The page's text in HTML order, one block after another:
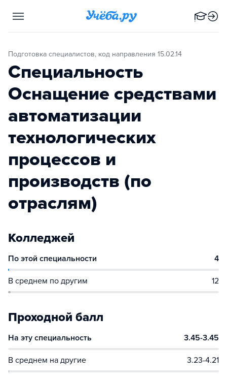
Подготовка специалистов, код направления 15.02.14
Специальность
Оснащение средствами
автоматизации
технологических
процессов и
производств (по
отраслям)
Колледжей
По этой специальности 4
В среднем по другим 12
Проходной балл
На эту специальность 3.45-3.45
В среднем на другие 3.23-4.21